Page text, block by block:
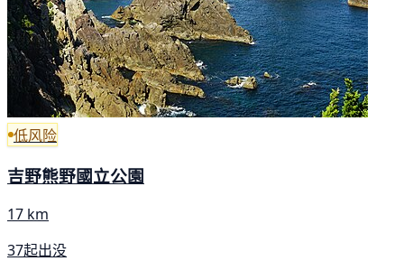
低风险
吉野熊野國立公園
17 km
37起出没